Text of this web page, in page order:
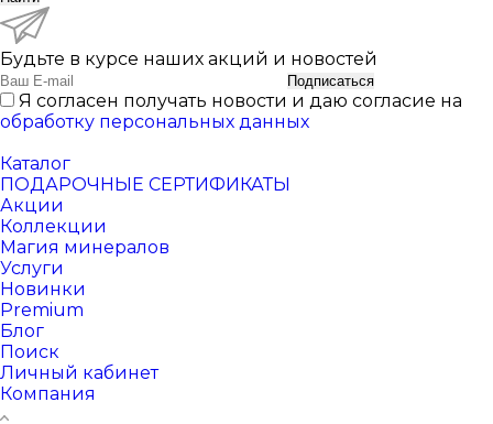
Будьте в курсе наших акций и новостей
Подписаться
Я согласен получать новости и даю согласие на
обработку персональных данных
Каталог
ПОДАРОЧНЫЕ СЕРТИФИКАТЫ
Акции
Коллекции
Магия минералов
Услуги
Новинки
Premium
Блог
Поиск
Личный кабинет
Компания